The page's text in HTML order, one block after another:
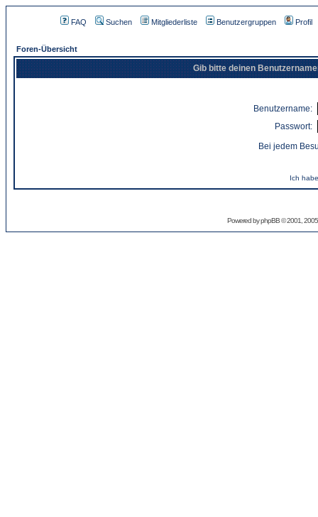
FAQ Suchen Mitgliederliste Benutzergruppen Profil
Foren-Übersicht
Gib bitte deinen
Benutzername:
Passwort:
Bei jedem
Ich
Powered byphpBB© 2001,